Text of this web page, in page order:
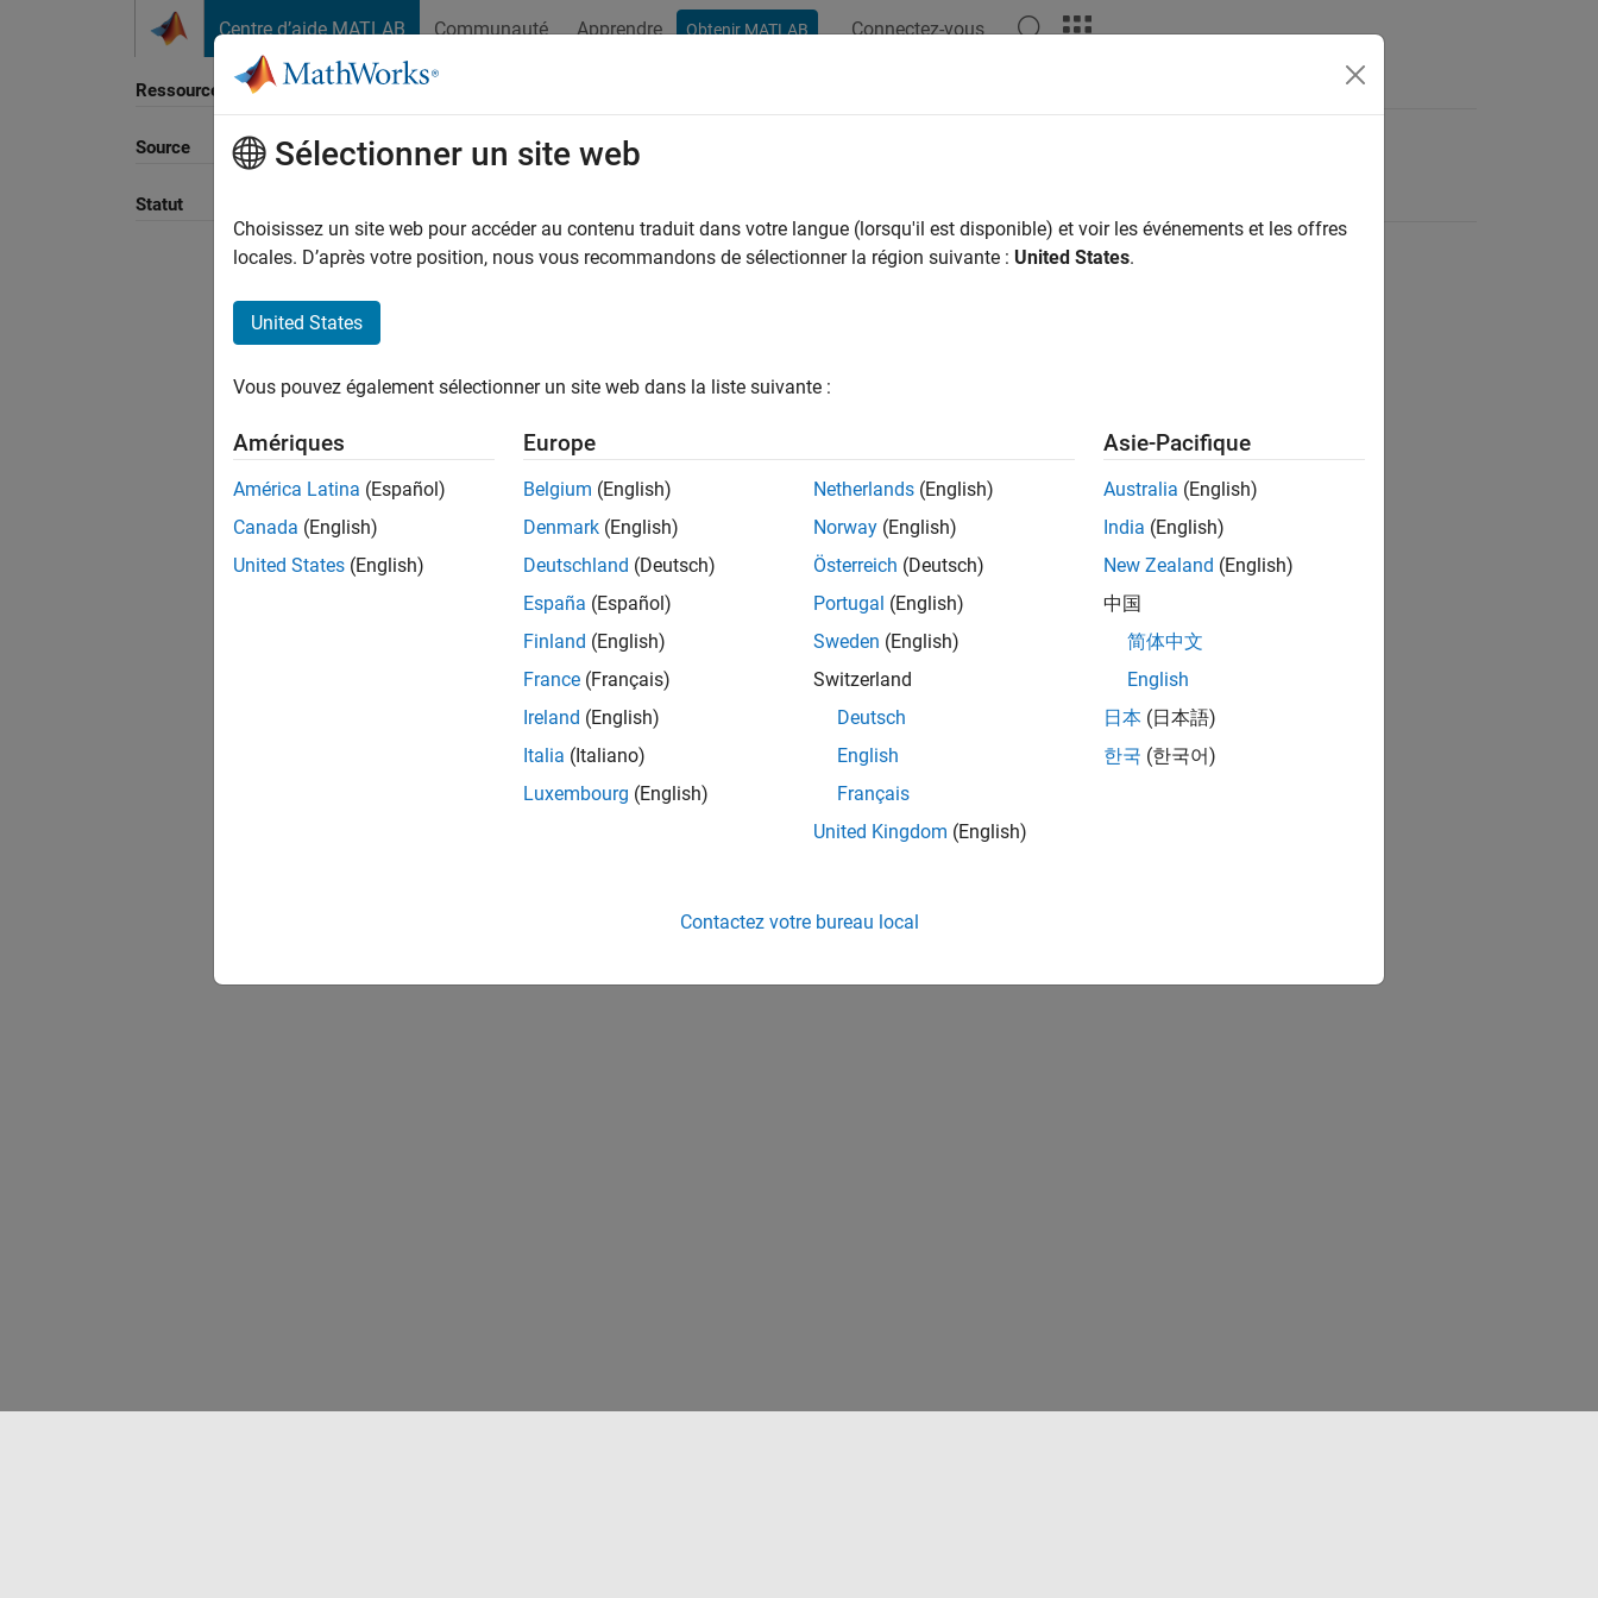
Centre d’aide MATLAB Communauté Apprendre Obtenir MATLAB Connectez-vous
Ressource
Source
Statut
Trier par
Sélectionner un site web
Choisissez un site web pour accéder au contenu traduit dans votre langue (lorsqu'il est disponible) et voir les événements et les offres
locales. D’après votre position, nous vous recommandons de sélectionner la région suivante : United States.
United States
Vous pouvez également sélectionner un site web dans la liste suivante :
Amériques
América Latina (Español)
Canada (English)
United States (English)
Europe
Belgium (English)
Denmark (English)
Deutschland (Deutsch)
España (Español)
Finland (English)
France (Français)
Ireland (English)
Italia (Italiano)
Luxembourg (English)
Netherlands (English)
Norway (English)
Österreich (Deutsch)
Portugal (English)
Sweden (English)
Switzerland
Deutsch
English
Français
United Kingdom (English)
Asie-Pacifique
Australia (English)
India (English)
New Zealand (English)
中国
简体中文
English
日本 (日本語)
한국 (한국어)
Contactez votre bureau local